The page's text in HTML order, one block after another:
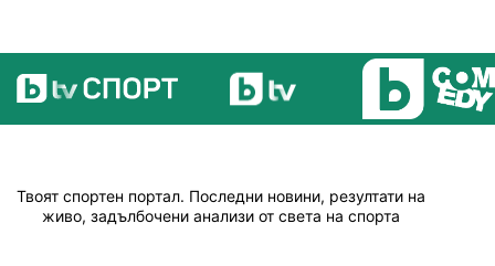
Твоят спортен портал. Последни новини, резултати на
живо, задълбочени анализи от света на спорта